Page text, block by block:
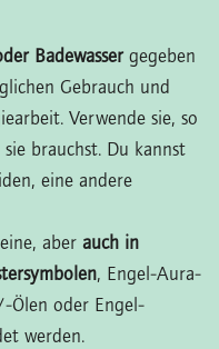
Badewassergegeben
Gebrauch und
Verwende sie, so
brauchst. Du kannst
eine andere
aber auch in
, Engel-Aura-
Ölen oder Engel-
werden.